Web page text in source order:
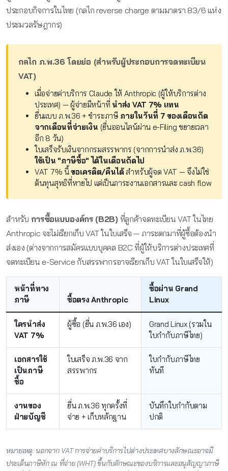
ประกอบกิจการในไทย (กลไก reverse charge ตามมาตรา 83/6 แห่ง
ประมวลรัษฎากร)
กลไก ภ.พ.36 โดยย่อ (สำหรับผู้ประกอบการจดทะเบียน
VAT)
เมื่อจ่ายค่าบริการ Claude ให้ Anthropic (ผู้ให้บริการต่าง
ประเทศ) — ผู้จ่ายมีหน้าที่ นำส่ง VAT 7% แทน
ยื่นแบบ ภ.พ.36 + ชำระภาษี ภายในวันที่ 7 ของเดือนถัด
จากเดือนที่จ่ายเงิน (ยื่นออนไลน์ผ่าน e-Filing ขยายเวลา
อีก 8 วัน)
ใบเสร็จรับเงินจากกรมสรรพากร (จากการนำส่ง ภ.พ.36)
ใช้เป็น "ภาษีซื้อ" ได้ในเดือนถัดไป
VAT 7% นี้ขอเครดิต/คืนได้สำหรับผู้จด VAT — จึงไม่ใช่
ต้นทุนสุทธิที่หายไป แต่เป็นภาระงานเอกสารและ cash flow
สำหรับ การซื้อแบบองค์กร (B2B)ที่ลูกค้าจดทะเบียน VAT ในไทย
Anthropic จะไม่เรียกเก็บ VAT ในใบเสร็จ — ภาระตกมาที่ผู้ซื้อต้องนำ
ส่งเอง (ต่างจากการสมัครแบบบุคคล B2C ที่ผู้ให้บริการต่างประเทศที่
จดทะเบียน e-Service กับสรรพากรอาจเรียกเก็บ VAT ในใบเสร็จให้)
หน้าที่ทาง
ภาษี
ซื้อตรง Anthropic
ซื้อผ่าน Grand
Linux
ใครนำส่ง
VAT 7%
ผู้ซื้อ (ยื่น ภ.พ.36 เอง)
Grand Linux (รวมใน
ใบกำกับภาษีไทย)
เอกสารใช้
เป็นภาษี
ซื้อ
ใบเสร็จ ภ.พ.36 จาก
สรรพากร
ใบกำกับภาษีไทย
ทันที
งานของ
ฝ่ายบัญชี
ยื่น ภ.พ.36 ทุกครั้งที่
จ่าย + เก็บหลักฐาน
บันทึกใบกำกับตาม
ปกติ
หมายเหตุ: นอกจาก VAT การจ่ายค่าบริการไปต่างประเทศบางลักษณะอาจมี
ประเด็นภาษีหัก ณ ที่จ่าย (WHT) ขึ้นกับลักษณะของบริการและอนุสัญญาภาษี